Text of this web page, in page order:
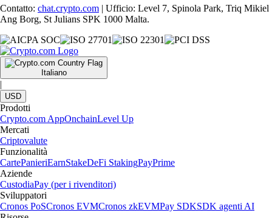
Contatto: chat.crypto.com | Ufficio: Level 7, Spinola Park, Triq Mikiel
Ang Borg, St Julians SPK 1000 Malta.
Italiano
|
USD
Prodotti
Crypto.com AppOnchainLevel Up
Mercati
Criptovalute
Funzionalità
CartePanieriEarnStakeDeFi StakingPayPrime
Aziende
CustodiaPay (per i rivenditori)
Sviluppatori
Cronos PoSCronos EVMCronos zkEVMPay SDKSDK agenti AI